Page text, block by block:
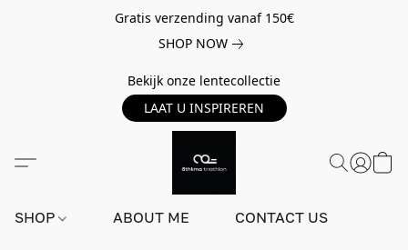
Gratis verzending vanaf 150€
SHOP NOW
Bekijk onze lentecollectie
LAAT U INSPIREREN
SHOP ABOUT ME CONTACT US